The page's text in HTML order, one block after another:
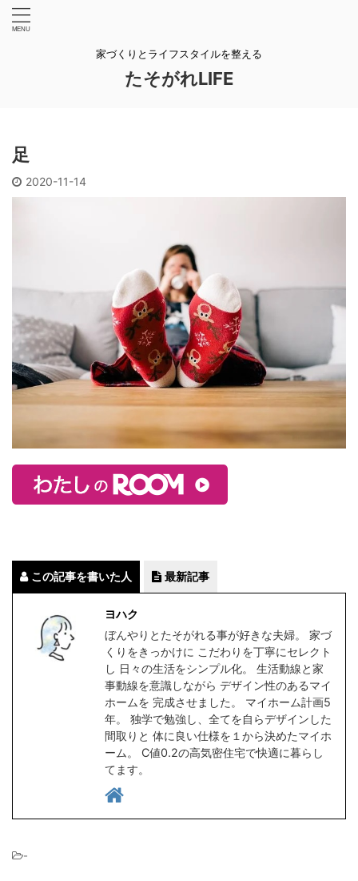
家づくりとライフスタイルを整える
たそがれLIFE
足
2020-11-14
この記事を書いた人 最新記事
ヨハク
ぼんやりとたそがれる事が好きな夫婦。 家づ
くりをきっかけに こだわりを丁寧にセレクト
し 日々の生活をシンプル化。 生活動線と家
事動線を意識しながら デザイン性のあるマイ
ホームを 完成させました。 マイホーム計画5
年。 独学で勉強し、全てを自らデザインした
間取りと 体に良い仕様を１から決めたマイホ
ーム。 C値0.2の高気密住宅で快適に暮らし
てます。
-